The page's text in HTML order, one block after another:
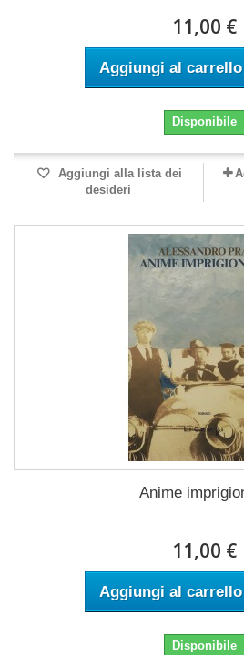
11,00 €
Aggiungi al carrello
Disponibile
Aggiungi alla lista dei
desideri
Anime
11,00 €
Aggiungi al carrello
Disponibile